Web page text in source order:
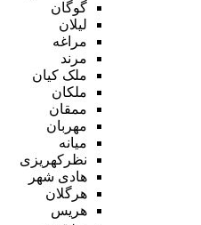
گوگان
لیلان
مراغه
مرند
ملک کیان
ملکان
ممقان
مهربان
میانه
نظرکهریزی
هادی شهر
هرگلان
هریس